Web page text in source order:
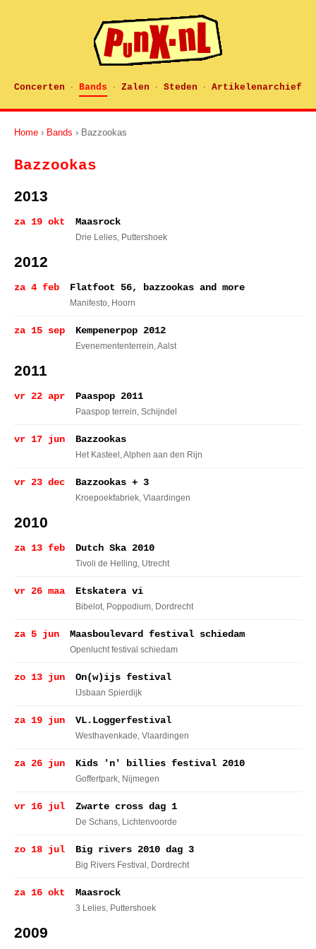
Concerten · Bands · Zalen · Steden · Artikelenarchief
Home › Bands › Bazzookas
Bazzookas
2013
za 19 okt Maasrock
Drie Lelies, Puttershoek
2012
za 4 feb Flatfoot 56, bazzookas and more
Manifesto, Hoorn
za 15 sep Kempenerpop 2012
Evenemententerrein, Aalst
2011
vr 22 apr Paaspop 2011
Paaspop terrein, Schijndel
vr 17 jun Bazzookas
Het Kasteel , Alphen aan den Rijn
vr 23 dec Bazzookas + 3
Kroepoekfabriek, Vlaardingen
2010
za 13 feb Dutch Ska 2010
Tivoli de Helling, Utrecht
vr 26 maa Etskatera vi
Bibelot, Poppodium, Dordrecht
za 5 jun Maasboulevard festival schiedam
Openlucht festival schiedam
zo 13 jun On(w)ijs festival
IJsbaan Spierdijk
za 19 jun VL.Loggerfestival
Westhavenkade, Vlaardingen
za 26 jun Kids 'n' billies festival 2010
Goffertpark, Nijmegen
vr 16 jul Zwarte cross dag 1
De Schans, Lichtenvoorde
zo 18 jul Big rivers 2010 dag 3
Big Rivers Festival , Dordrecht
za 16 okt Maasrock
3 Lelies, Puttershoek
2009